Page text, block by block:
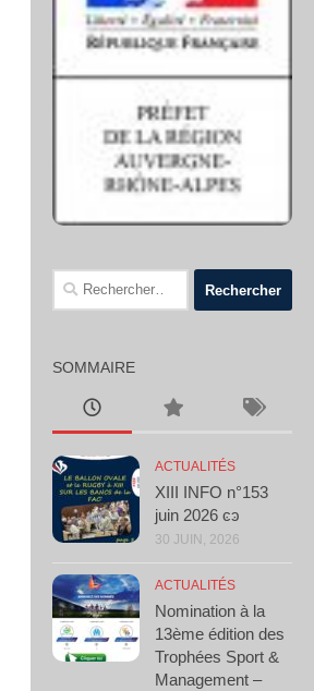
Rechercher :
SOMMAIRE
ACTUALITÉS
XIII INFO n°153
juin 2026 ͼͽ
30 JUIN, 2026
ACTUALITÉS
Nomination à la
13ème édition des
Trophées Sport &
Management –